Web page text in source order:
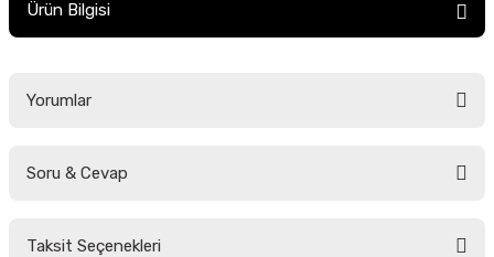
Ürün Bilgisi
Yorumlar
Soru & Cevap
Taksit Seçenekleri